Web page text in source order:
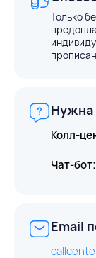
Только
Колл-
Чат-бот:
Email